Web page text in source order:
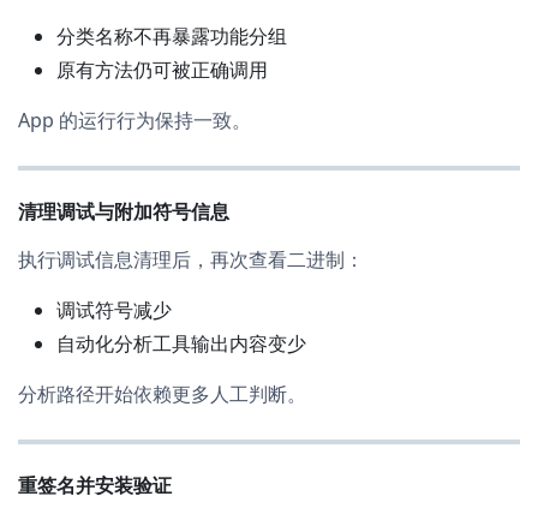
分类名称不再暴露功能分组
原有方法仍可被正确调用
App 的运行行为保持一致。
清理调试与附加符号信息
执行调试信息清理后，再次查看二进制：
调试符号减少
自动化分析工具输出内容变少
分析路径开始依赖更多人工判断。
重签名并安装验证